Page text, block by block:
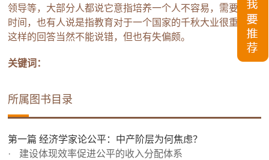
领导等，大部分人都说它意指培养一个人不容易，需要很长
时间，也有人说是指教育对于一个国家的千秋大业很重要。
这样的回答当然不能说错，但也有失偏颇。
关键词：
所属图书目录
第一篇 经济学家论公平：中产阶层为何焦虑？
建设体现效率促进公平的收入分配体系